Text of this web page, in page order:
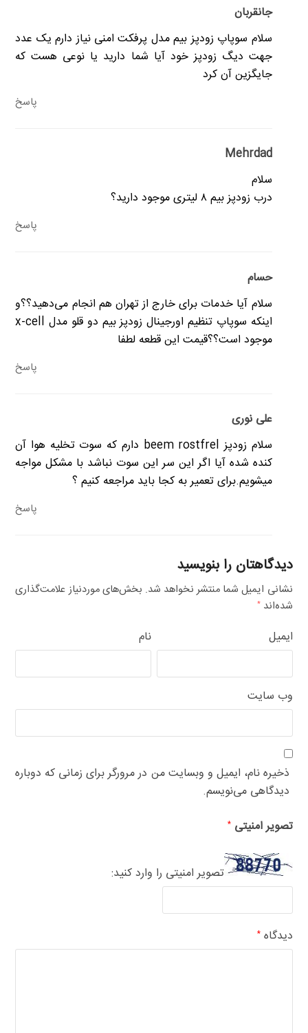
جانقربان
سلام سوپاپ زودپز بیم مدل پرفکت امنی نیاز دارم یک عدد
جهت دیگ زودپز خود آیا شما دارید یا نوعی هست که
جایگزین آن کرد
پاسخ
Mehrdad
سلام
درب زودپز بیم ۸ لیتری موجود دارید؟
پاسخ
حسام
سلام آیا خدمات برای خارج از تهران هم انجام می‌دهید؟؟و
اینکه سوپاپ تنظیم اورجینال زودپز بیم دو قلو مدل x-cell
موجود است؟؟قیمت این قطعه لطفا
پاسخ
علی نوری
سلام زودپز beem rostfrel دارم که سوت تخلیه هوا آن
کنده شده آیا اگر این سر این سوت نباشد با مشکل مواجه
میشویم.برای تعمیر به کجا باید مراجعه کنیم ؟
پاسخ
دیدگاهتان را بنویسید
نشانی ایمیل شما منتشر نخواهد شد. بخش‌های موردنیاز علامت‌گذاری
شده‌اند*
نام ایمیل
وب‌ سایت
ذخیره نام، ایمیل و وبسایت من در مرورگر برای زمانی که دوباره
دیدگاهی می‌نویسم.
تصویر امنیتی*
تصویر امنیتی را وارد کنید:
دیدگاه*